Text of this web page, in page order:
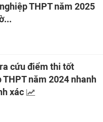
THPT năm 2025
cứu điểm thi tốt
THPT năm 2024 nhanh
xác